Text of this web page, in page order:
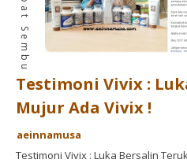
Testimoni Vivix :
Mujur Ada Vivix !
aeinnamusa
Testimoni Vivix : Luka Bersalin